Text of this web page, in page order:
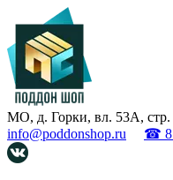
МО, д. Горки, вл. 53А, стр.
info@poddonshop.ru
☎ 8